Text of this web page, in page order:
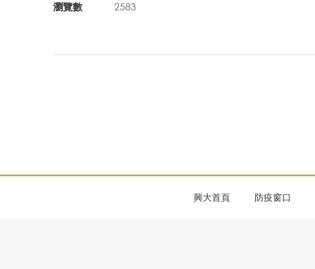
瀏覽數
2583
興大首頁 防疫窗口